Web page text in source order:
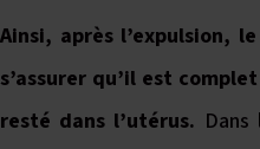
Ainsi, après l’expulsion,
s’assurer qu’il est
resté dans l’utérus.